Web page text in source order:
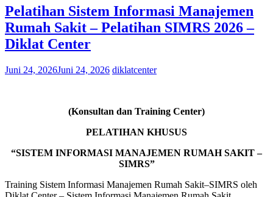
Pelatihan Sistem Informasi Manajemen
Rumah Sakit – Pelatihan SIMRS 2026 –
Diklat Center
Juni 24, 2026Juni 24, 2026 diklatcenter
(Konsultan dan Training Center)
PELATIHAN KHUSUS
“SISTEM INFORMASI MANAJEMEN RUMAH SAKIT –
SIMRS”
Training Sistem Informasi Manajemen Rumah Sakit–SIMRS oleh